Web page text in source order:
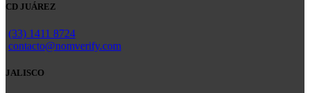
CD JUÁREZ
(33) 1411 8724
contacto@nomverify.com
JALISCO